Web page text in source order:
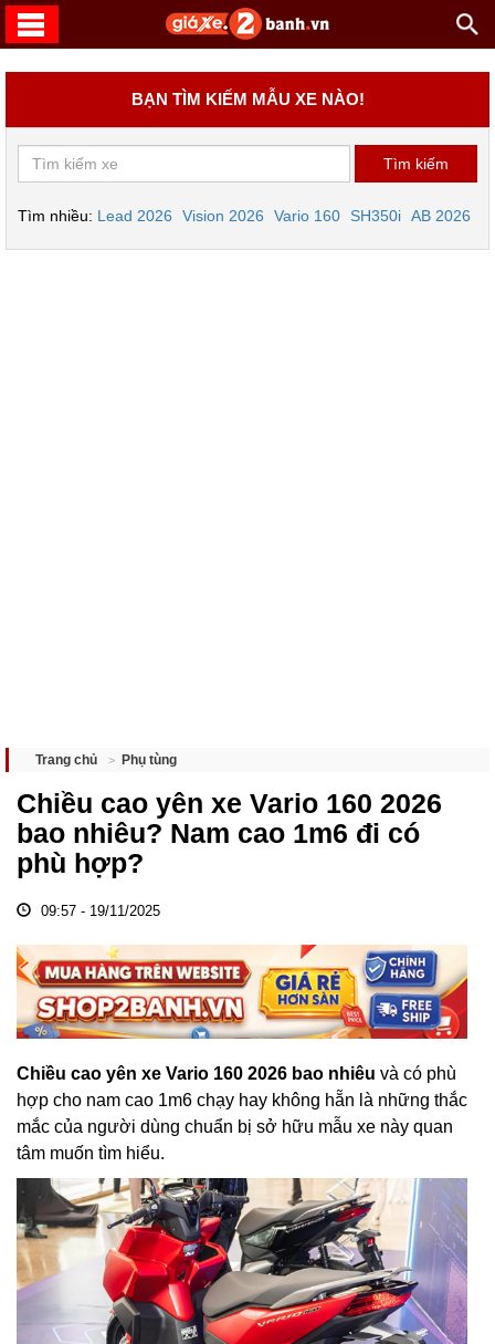
BẠN TÌM KIẾM MẪU XE NÀO!
Tìm nhiều: Lead 2026 Vision 2026 Vario 160 SH350i AB 2026
Trang chủ Phụ tùng
Chiều cao yên xe Vario 160 2026
bao nhiêu? Nam cao 1m6 đi có
phù hợp?
09:57 - 19/11/2025
Chiều cao yên xe Vario 160 2026 bao nhiêu và có phù
hợp cho nam cao 1m6 chạy hay không hẵn là những thắc
mắc của người dùng chuẩn bị sở hữu mẫu xe này quan
tâm muốn tìm hiểu.